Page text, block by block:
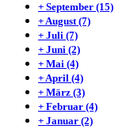
+ September (15)
+August(7)
+ Juli (7)
+ Juni (2)
+ Mai (4)
+April (4)
+ März (3)
+ Februar (4)
+ Januar (2)